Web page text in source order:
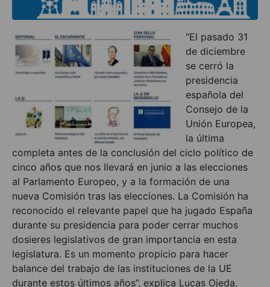
“El pasado 31
de diciembre
se cerró la
presidencia
española del
Consejo de la
Unión Europea,
la última
completa antes de la conclusión del ciclo político de
cinco años que nos llevará en junio a las elecciones
al Parlamento Europeo, y a la formación de una
nueva Comisión tras las elecciones. La Comisión ha
reconocido el relevante papel que ha jugado España
durante su presidencia para poder cerrar muchos
dosieres legislativos de gran importancia en esta
legislatura. Es un momento propicio para hacer
balance del trabajo de las instituciones de la UE
durante estos últimos años”, explica Lucas Ojeda,